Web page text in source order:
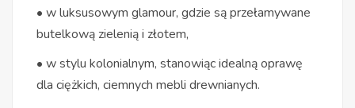
• w luksusowym glamour, gdzie są przełamywane
butelkową zielenią i złotem,
• w stylu kolonialnym, stanowiąc idealną oprawę
dla ciężkich, ciemnych mebli drewnianych.